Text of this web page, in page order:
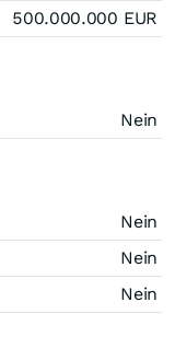
500.000.000 EUR
Nein
Nein
Nein
Nein